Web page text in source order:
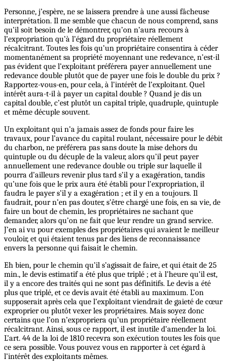
Personne, j’espère, ne se laissera prendre à une aussi fâcheuse
interprétation. Il me semble que chacun de nous comprend, sans
qu’il soit besoin de le démontrer, qu’on n’aura recours à
l’expropriation qu’à l’égard du propriétaire réellement
récalcitrant. Toutes les fois qu’un propriétaire consentira à céder
momentanément sa propriété moyennant une redevance, n’est-il
pas évident que l’exploitant préférera payer annuellement une
redevance double plutôt que de payer une fois le double du prix ?
Rapportez-vous-en, pour cela, à l’intérêt de l’exploitant. Quel
intérêt aura-t-il à payer un capital double ? Quand je dis un
capital double, c’est plutôt un capital triple, quadruple, quintuple
et même décuple souvent.
Un exploitant qui n’a jamais assez de fonds pour faire les
travaux, pour l’avance du capital roulant, nécessaire pour le débit
du charbon, ne préférera pas sans doute la mise dehors du
quintuple ou du décuple de la valeur, alors qu’il peut payer
annuellement une redevance double ou triple sur laquelle il
pourra d’ailleurs revenir plus tard s’il y a exagération, tandis
qu’une fois que le prix aura été établi pour l’expropriation, il
faudra le payer s’il y a exagération ; et il y en a toujours. Il
faudrait, pour n’en pas douter, s’être chargé une fois, en sa vie, de
faire un bout de chemin, les propriétaires ne sachant que
demander, alors qu’on ne fait que leur rendre un grand service.
J’en ai vu pour exemples des propriétaires qui avaient le meilleur
vouloir, et qui étaient tenus par des liens de reconnaissance
envers la personne qui faisait le chemin.
Eh bien, pour le chemin qu’il s’agissait de faire, et qui était de 25
min., le devis estimatif a été plus que triplé ; et à l’heure qu’il est,
il y a encore des traités qui ne sont pas définitifs. Le devis a été
plus que triplé, et ce devis avait été établi au maximum. L’on
supposerait après cela que l’exploitant viendrait de gaieté de cœur
exproprier ou plutôt vexer les propriétaires. Mais soyez donc
certains que l’on n’expropriera qu’un propriétaire réellement
récalcitrant. Ainsi, sous ce rapport, il est inutile d’amender la loi.
L’art. 44 de la loi de 1810 recevra son exécution toutes les fois que
ce sera possible. Vous pouvez vous en rapporter à cet égard à
l’intérêt des exploitants mêmes.